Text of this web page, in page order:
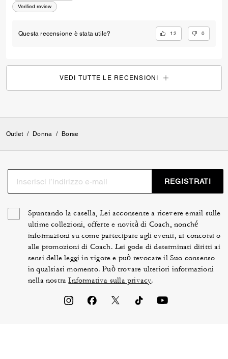
Verified review
Questa recensione è stata utile? 12 0
VEDI TUTTE LE RECENSIONI
Outlet / Donna / Borse
REGISTRATI
Spuntando la casella, Lei acconsente a ricevere email sulle
ultime collezioni, offerte e novità di Coach, nonché
informazioni su come partecipare agli eventi, ai concorsi o
alle promozioni di Coach. Lei gode di determinati diritti ai
sensi delle leggi in vigore e può revocare il Suo consenso
in qualsiasi momento. Può trovare ulteriori informazioni
nella nostraInformativa sulla privacy.